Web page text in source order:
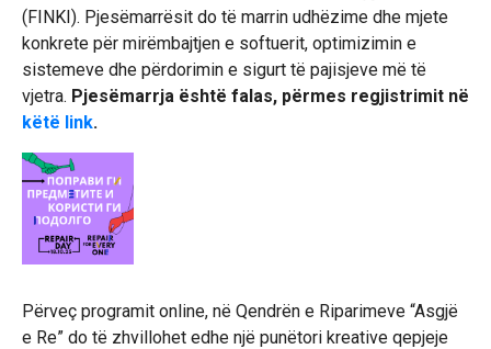
(FINKI). Pjesëmarrësit do të marrin udhëzime dhe mjete
konkrete për mirëmbajtjen e softuerit, optimizimin e
sistemeve dhe përdorimin e sigurt të pajisjeve më të
vjetra. Pjesëmarrja është falas, përmes regjistrimit në
këtë link.
Përveç programit online, në Qendrën e Riparimeve “Asgjë
e Re” do të zhvillohet edhe një punëtori kreative qepjeje